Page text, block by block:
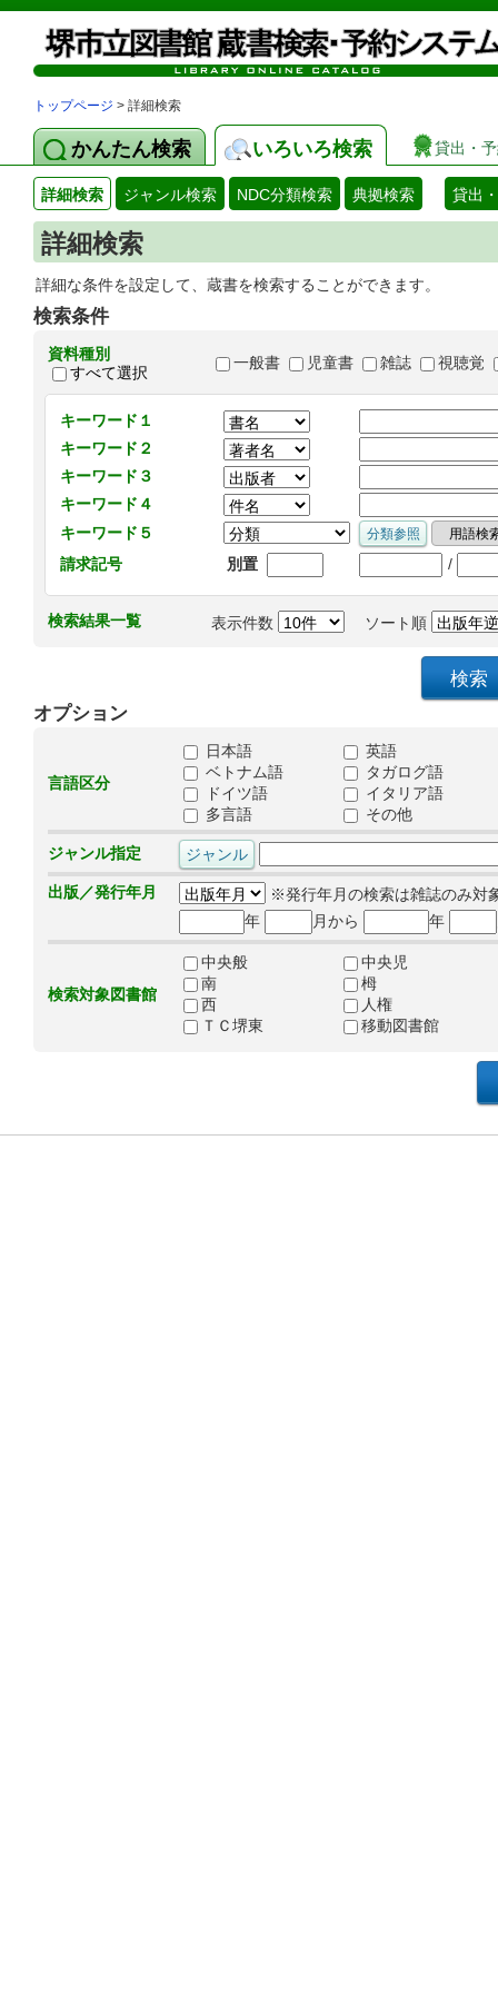
トップページ > 詳細検索
かんたん検索 いろいろ検索 貸出・
詳細検索 ジャンル検索 NDC分類検索 典拠検索 貸出
詳細検索
詳細な条件を設定して、蔵書を検索することができます。
検索条件
資料種別
すべて選択
一般書 児童書 雑誌 視聴覚
キーワード１
キーワード２
キーワード３
キーワード４
キーワード５
請求記号
別置 /
検索結果一覧 表示件数 ソート順
オプション
言語区分
日本語
英語
ベトナム語
タガログ語
ドイツ語
イタリア語
多言語
その他
ジャンル指定
出版／発行年月
※発行年月の検索は雑誌のみ対
年
月から 年
検索対象図書館
中央般
中央児
南
栂
西
人権
ＴＣ堺東
移動図書館